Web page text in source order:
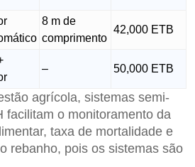
8 m de
comprimento
42,000 ETB
– 50,000 ETB
agrícola, sistemas semi-
facilitam o monitoramento da
taxa de mortalidade e
rebanho, pois os sistemas são